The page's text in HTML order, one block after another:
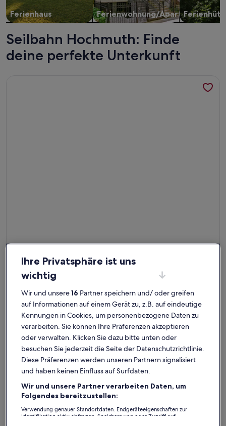
Ferienhaus Ferienwohnung/Apartment
Seilbahn Hochmuth: Finde
deine perfekte Unterkunft
Weitere Infos zu Ferienwohnung 'Adang Ferienwohnung
Ferienwohnung 'Adang Ferienwohnung
Fernblick' mit Bergblick,
Gemeinschaftsgarten und WLAN
Platz für 2 Gäste · 1 Schlafzimmer · 1 Badezimmer
9,09,0 von 10
2 Bewertungen
(2
bewertungen)
Weitere Infos zu Ferienwohnung 'Adang Ferienwohnung
Seilbahn Hochmuth:
Ferienunterkünfte mit Top-
Bewertung
Weitere Infos zu Appartment Trojer - sonnig und eine Top-
Weitere
Ihre Privatsphäre ist uns
wichtig
Wir und unsere16 Partner speichern und/ oder greifen
auf Informationen auf einem Gerät zu, z.B. auf eindeutige
Kennungen in Cookies, um personenbezogene Daten zu
verarbeiten. Sie können Ihre Präferenzen akzeptieren
oder verwalten. Klicken Sie dazu bitte unten oder
besuchen Sie jederzeit die Seite der Datenschutzrichtlinie.
Diese Präferenzen werden unseren Partnern signalisiert
und haben keinen Einfluss auf Surfdaten.
Wir und unsere Partner verarbeiten Daten, um
Folgendes bereitzustellen:
Verwendung genauer Standortdaten. Endgeräteeigenschaften zur
Identifikation aktiv abfragen. Speichern von oder Zugriff auf